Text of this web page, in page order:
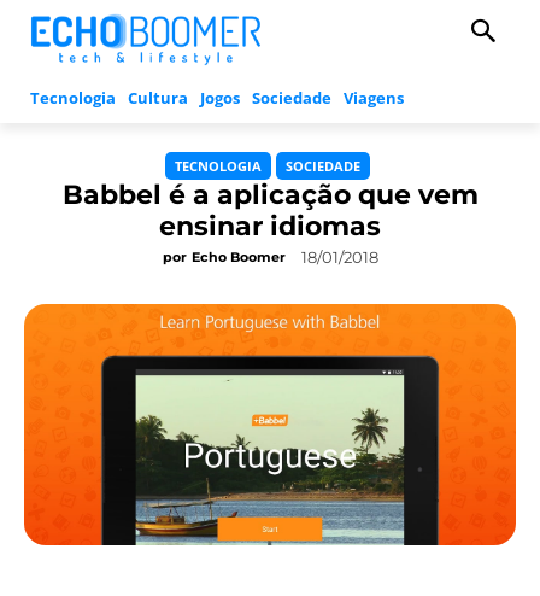
Tecnologia Cultura Jogos Sociedade Viagens
TECNOLOGIA SOCIEDADE
Babbel é a aplicação que vem
ensinar idiomas
por Echo Boomer 18/01/2018